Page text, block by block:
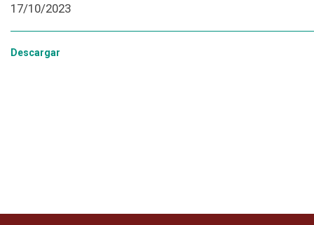
17/10/2023
Descargar